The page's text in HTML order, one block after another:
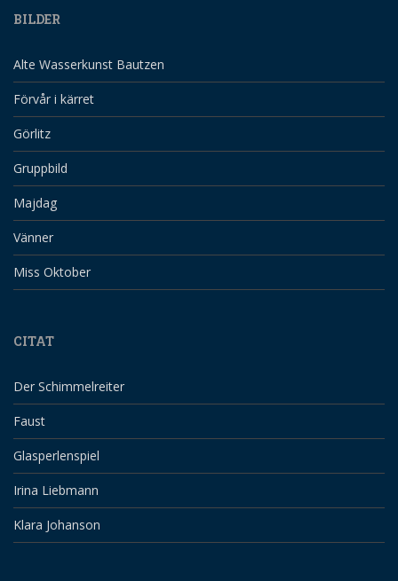
BILDER
Alte Wasserkunst Bautzen
Förvår i kärret
Görlitz
Gruppbild
Majdag
Vänner
Miss Oktober
CITAT
Der Schimmelreiter
Faust
Glasperlenspiel
Irina Liebmann
Klara Johanson